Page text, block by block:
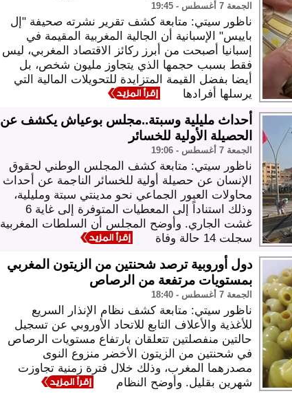
الجمعة 7 أغسطس - 19:45
ناظور سيتي: متابعة كشف تقرير نشرته صحيفة "إل
باييس" الإسبانية أن الجالية المغربية المقيمة في
إسبانيا أصبحت من أبرز ركائز الاقتصاد المغربي، ليس
فقط بسبب حجمها الذي يتجاوز مليون شخص، بل
أيضا بفضل القيمة المتزايدة للتحويلات المالية التي
يرسلها أفرادها
أحداث مليلية وسبتة..مجلس بوعياش يكشف عن
الحصيلة الأولية للخسائر
الجمعة 7 أغسطس - 19:06
ناظور سيتي: متابعة كشف المجلس الوطني لحقوق
الإنسان عن حصيلة أولية للخسائر الناجمة عن أحداث
محاولات العبور الجماعي نحو مدينتي سبتة ومليلية،
وذلك استناداً إلى المعطيات المتوفرة إلى غاية 6
غشت الجاري. وأوضح المجلس أن السلطات المغربية
سجلت 14 حالة وفاة
دول أوروبية ترصد شحنتين من الزيتون المغربي
بمستويات مرتفعة من الرصاص
الجمعة 7 أغسطس - 18:40
ناظور سيتي: متابعة كشف نظام الإنذار السريع
للأغذية والأعلاف التابع للاتحاد الأوروبي عن تسجيل
حالتين منفصلتين تتعلقان بارتفاع مستويات الرصاص
في شحنتين من الزيتون الأخضر منزوع النوى
مصدرهما المغرب، وذلك خلال فترة زمنية تجاوزت
شهرين بقليل. وأوضح النظام